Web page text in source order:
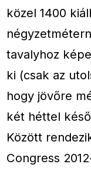
közel 1400
tavalyhoz
ki (csak az
hogy jövőre
két héttel
Között
Congress